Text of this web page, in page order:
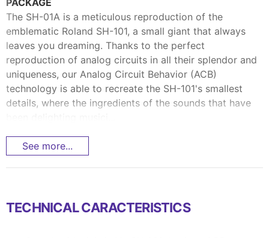
PACKAGE
The SH-01A is a meticulous reproduction of the
emblematic Roland SH-101, a small giant that always
leaves you dreaming. Thanks to the perfect
reproduction of analog circuits in all their splendor and
uniqueness, our Analog Circuit Behavior (ACB)
technology is able to recreate the SH-101's smallest
details, where the ingredients of the sounds that have
See more...
TECHNICAL CARACTERISTICS